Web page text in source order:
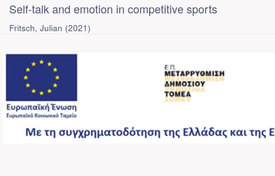
Self-talk and emotion in competitive sports
Fritsch, Julian (2021)